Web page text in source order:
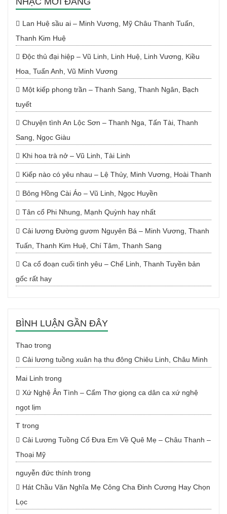
Lan Huệ sầu ai – Minh Vương, Mỹ Châu Thanh Tuấn,
Thanh Kim Huệ
Độc thủ đại hiệp – Vũ Linh, Linh Huệ, Linh Vương, Kiều
Hoa, Tuấn Anh, Vũ Minh Vương
Một kiếp phong trần – Thanh Sang, Thanh Ngân, Bạch
tuyết
Chuyện tình An Lộc Sơn – Thanh Nga, Tấn Tài, Thanh
Sang, Ngọc Giàu
Khi hoa trà nở – Vũ Linh, Tài Linh
Kiếp nào có yêu nhau – Lệ Thủy, Minh Vương, Hoài Thanh
Bông Hồng Cài Áo – Vũ Linh, Ngọc Huyền
Tân cổ Phi Nhung, Mạnh Quỳnh hay nhất
Cải lương Đường gươm Nguyên Bá – Minh Vương, Thanh
Tuấn, Thanh Kim Huệ, Chí Tâm, Thanh Sang
Ca cổ đoạn cuối tình yêu – Chế Linh, Thanh Tuyền bản
gốc rất hay
BÌNH LUẬN GẦN ĐÂY
Thao trong
Cải lương tuồng xuân hạ thu đông Chiêu Linh, Châu Minh
Mai Linh trong
Xứ Nghệ Ân Tình – Cẩm Thơ giọng ca dân ca xứ nghệ
ngọt lịm
T trong
Cải Lương Tuồng Cổ Đưa Em Về Quê Mẹ – Châu Thanh –
Thoại Mỹ
nguyễn đức thính trong
Hát Chầu Văn Nghĩa Mẹ Công Cha Đinh Cương Hay Chọn
Lọc